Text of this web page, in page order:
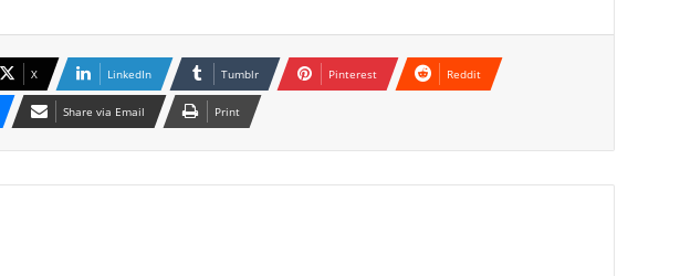
X LinkedIn Tumblr Pinterest Reddit
Share via Email Print